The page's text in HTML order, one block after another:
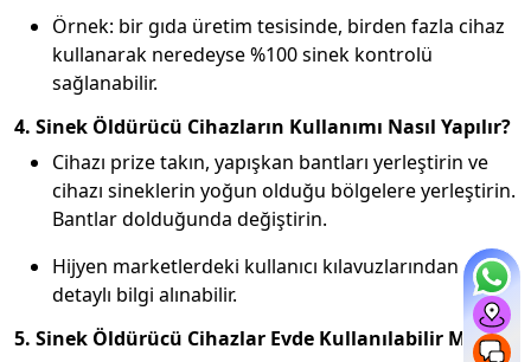
Örnek: bir gıda üretim tesisinde, birden fazla cihaz
kullanarak neredeyse %100 sinek kontrolü
sağlanabilir.
4. Sinek Öldürücü Cihazların Kullanımı Nasıl Yapılır?
Cihazı prize takın, yapışkan bantları yerleştirin ve
cihazı sineklerin yoğun olduğu bölgelere yerleştirin.
Bantlar dolduğunda değiştirin.
Hijyen marketlerdeki kullanıcı kılavuzlarından
detaylı bilgi alınabilir.
5. Sinek Öldürücü Cihazlar Evde Kullanılabilir Mi?